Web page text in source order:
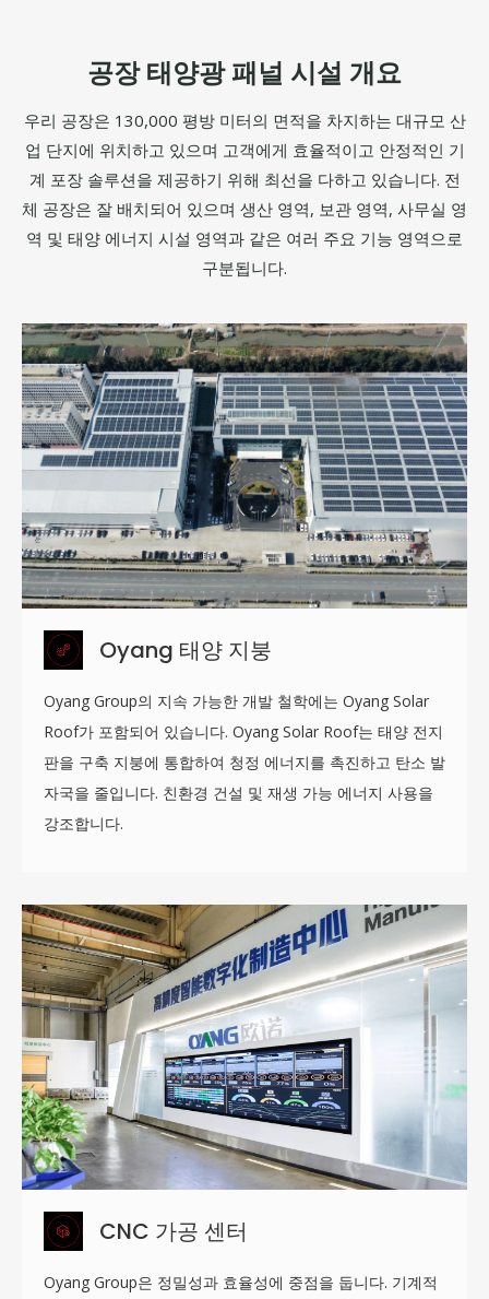
공장 태양광 패널 시설 개요
우리 공장은 130,000 평방 미터의 면적을 차지하는 대규모 산
업 단지에 위치하고 있으며 고객에게 효율적이고 안정적인 기
계 포장 솔루션을 제공하기 위해 최선을 다하고 있습니다. 전
체 공장은 잘 배치되어 있으며 생산 영역, 보관 영역, 사무실 영
역 및 태양 에너지 시설 영역과 같은 여러 주요 기능 영역으로
구분됩니다.
Oyang 태양 지붕
Oyang Group의 지속 가능한 개발 철학에는 Oyang Solar
Roof가 포함되어 있습니다. Oyang Solar Roof는 태양 전지
판을 구축 지붕에 통합하여 청정 에너지를 촉진하고 탄소 발
자국을 줄입니다. 친환경 건설 및 재생 가능 에너지 사용을
강조합니다.
CNC 가공 센터
Oyang Group은 정밀성과 효율성에 중점을 둡니다. 기계적